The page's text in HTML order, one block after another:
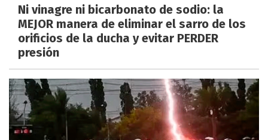
Ni vinagre ni bicarbonato de sodio: la
MEJOR manera de eliminar el sarro de los
orificios de la ducha y evitar PERDER
presión